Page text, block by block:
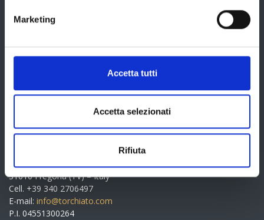
Marketing
Accetta tutti
Accetta selezionati
Rifiuta
Il Torchiato è un patrimonio culturale e ambientale
INFORMAZIONI
Cantina Produttori Fregona s.c.a.
Via Castagnola 50
31010 Fregona (TV) – Italy
Cell. +39 340 2706497
E-mail: info@torchiato.com
P.I. 04551300264